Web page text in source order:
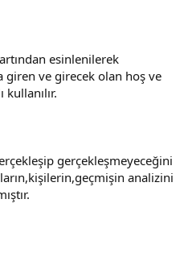
esinlenilerek
giren ve girecek olan hoş ve
gerçekleşmeyeceğini
erin,geçmişin analizini